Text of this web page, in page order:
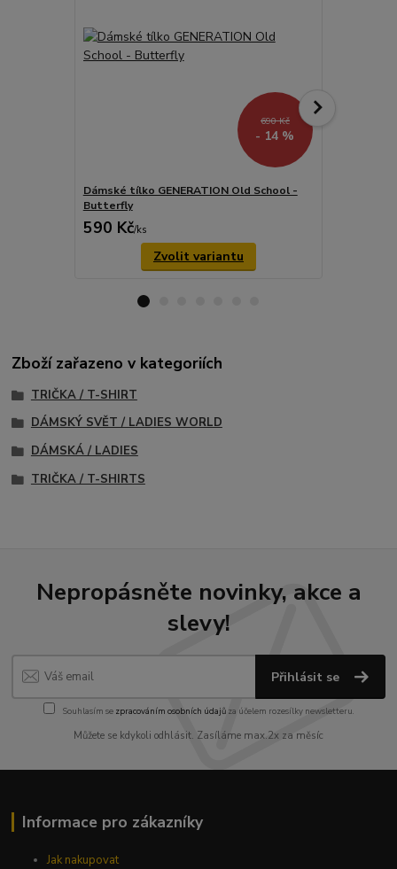
690 Kč
- 14 %
Dámské tílko GENERATION Old School -
Butterfly
590 Kč/ks
Zvolit variantu
Zboží zařazeno v kategoriích
TRIČKA / T-SHIRT
DÁMSKÝ SVĚT / LADIES WORLD
DÁMSKÁ / LADIES
TRIČKA / T-SHIRTS
Nepropásněte novinky, akce a
slevy!
Přihlásit se
Souhlasím se zpracováním osobních údajůza účelem rozesílky newsletteru.
Můžete se kdykoli odhlásit. Zasíláme max.2x za měsíc
Informace pro zákazníky
Jak nakupovat